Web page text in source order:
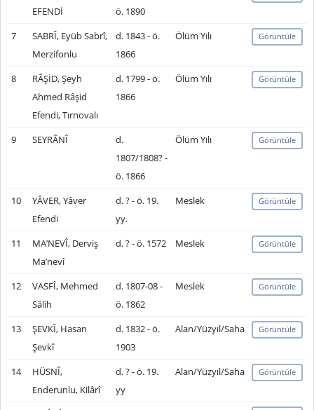
EFENDİ
ö. 1890
7
SABRÎ, Eyüb Sabrî,
Merzifonlu
d. 1843 - ö.
1866
Ölüm Yılı Görüntüle
8
RÂŞİD, Şeyh
Ahmed Râşid
Efendi, Tırnovalı
d. 1799 - ö.
1866
Ölüm Yılı Görüntüle
9 SEYRÂNÎ
d.
1807/1808? -
ö. 1866
Ölüm Yılı Görüntüle
10
YÂVER, Yâver
Efendi
d. ? - ö. 19.
yy.
Meslek Görüntüle
11
MA’NEVÎ, Derviş
Ma’nevî
d. ? - ö. 1572 Meslek Görüntüle
12
VASFÎ, Mehmed
Sâlih
d. 1807-08 -
ö. 1862
Meslek Görüntüle
13
ŞEVKÎ, Hasan
Şevkî
d. 1832 - ö.
1903
Alan/Yüzyıl/Saha Görüntüle
14
HÜSNÎ,
Enderunlu, Kilârî
d. ? - ö. 19.
yy
Alan/Yüzyıl/Saha Görüntüle